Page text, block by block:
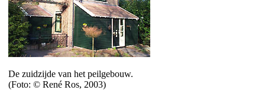
De zuidzijde van het peilgebouw.
(Foto: © René Ros, 2003)